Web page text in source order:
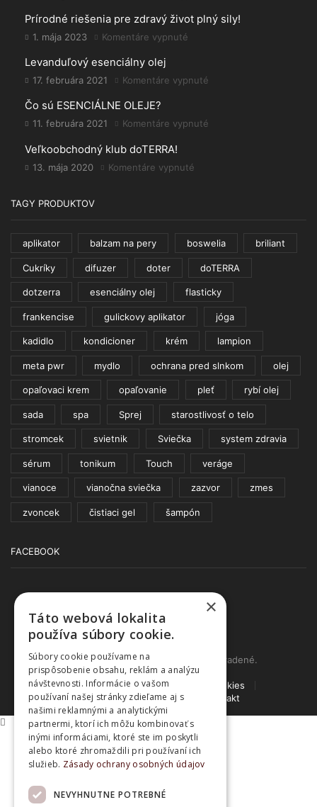
Tea
Prírodné riešenia pre zdravý život plný sily!
1. mája 2023 Komentáre vypnuté
pre
plný
Levanduľový esenciálny olej
17. februára 2021 Komentáre vypnuté
Čo sú ESENCIÁLNE OLEJE?
11. februára 2021 Komentáre vypnuté
Veľkoobchodný klub doTERRA!
13. mája 2020 Komentáre vypnuté
TAGY PRODUKTOV
aplikator balzam na pery boswelia briliant
Cukríky difuzer doter doTERRA
dotzerra esenciálny olej flasticky
frankencise gulickovy aplikator jóga
kadidlo kondicioner krém lampion
meta pwr mydlo ochrana pred slnkom olej
opaľovaci krem opaľovanie pleť rybí olej
sada spa Sprej starostlivosť o telo
stromcek svietnik Sviečka system zdravia
sérum tonikum Touch veráge
vianoce vianočna sviečka zazvor zmes
zvoncek čistiaci gel šampón
FACEBOOK
© www.lampoil.sk | Všetky práva vyhradené.
Ochrana osobných údajov
Cookies
Obchodné podmienky
Kontakt
×
Táto webová lokalita
používa súbory cookie.
Súbory cookie používame na
prispôsobenie obsahu, reklám a analýzu
návštevnosti. Informácie o vašom
používaní našej stránky zdieľame aj s
našimi reklamnými a analytickými
partnermi, ktorí ich môžu kombinovať s
inými informáciami, ktoré ste im poskytli
alebo ktoré zhromaždili pri používaní ich
služieb. Zásady ochrany osobných údajov
NEVYHNUTNE POTREBNÉ